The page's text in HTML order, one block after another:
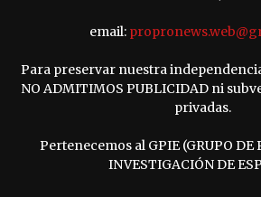
email:
Para preservar nuestra
NO ADMITIMOS PUBLICIDAD ni
privadas.
Pertenecemos al GPIE (GRUPO DE
INVESTIGACIÓN DE